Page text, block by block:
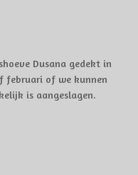
Dusana gedekt in
februari of we kunnen
is aangeslagen.